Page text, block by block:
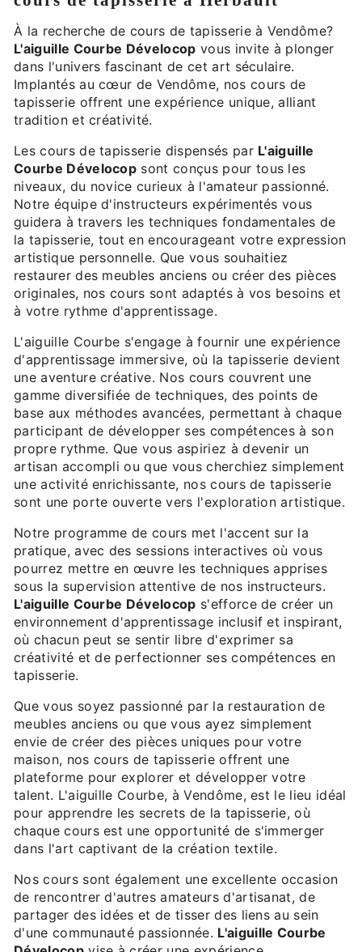
À la recherche de cours de tapisserie à Vendôme?
L'aiguille Courbe Dévelocop vous invite à plonger
dans l'univers fascinant de cet art séculaire.
Implantés au cœur de Vendôme, nos cours de
tapisserie offrent une expérience unique, alliant
tradition et créativité.
Les cours de tapisserie dispensés par L'aiguille
Courbe Dévelocop sont conçus pour tous les
niveaux, du novice curieux à l'amateur passionné.
Notre équipe d'instructeurs expérimentés vous
guidera à travers les techniques fondamentales de
la tapisserie, tout en encourageant votre expression
artistique personnelle. Que vous souhaitiez
restaurer des meubles anciens ou créer des pièces
originales, nos cours sont adaptés à vos besoins et
à votre rythme d'apprentissage.
L'aiguille Courbe s'engage à fournir une expérience
d'apprentissage immersive, où la tapisserie devient
une aventure créative. Nos cours couvrent une
gamme diversifiée de techniques, des points de
base aux méthodes avancées, permettant à chaque
participant de développer ses compétences à son
propre rythme. Que vous aspiriez à devenir un
artisan accompli ou que vous cherchiez simplement
une activité enrichissante, nos cours de tapisserie
sont une porte ouverte vers l'exploration artistique.
Notre programme de cours met l'accent sur la
pratique, avec des sessions interactives où vous
pourrez mettre en œuvre les techniques apprises
sous la supervision attentive de nos instructeurs.
L'aiguille Courbe Dévelocop s'efforce de créer un
environnement d'apprentissage inclusif et inspirant,
où chacun peut se sentir libre d'exprimer sa
créativité et de perfectionner ses compétences en
tapisserie.
Que vous soyez passionné par la restauration de
meubles anciens ou que vous ayez simplement
envie de créer des pièces uniques pour votre
maison, nos cours de tapisserie offrent une
plateforme pour explorer et développer votre
talent. L'aiguille Courbe, à Vendôme, est le lieu idéal
pour apprendre les secrets de la tapisserie, où
chaque cours est une opportunité de s'immerger
dans l'art captivant de la création textile.
Nos cours sont également une excellente occasion
de rencontrer d'autres amateurs d'artisanat, de
partager des idées et de tisser des liens au sein
d'une communauté passionnée. L'aiguille Courbe